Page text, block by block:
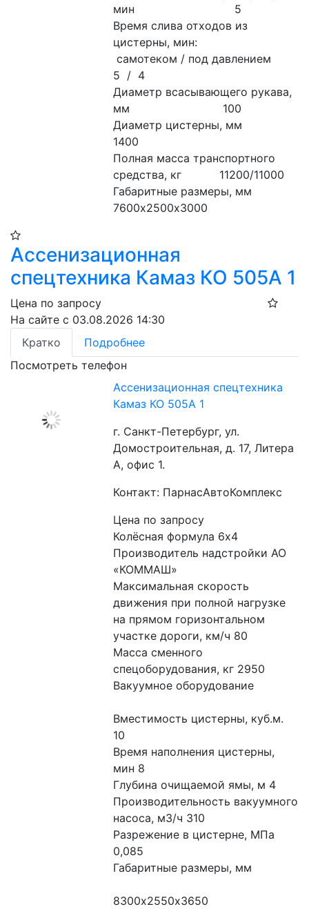
мин                             5
Время слива отходов из
цистерны, мин:
самотеком / под давлением
5  /  4
Диаметр всасывающего рукава,
мм                           100
Диаметр цистерны, мм
1400
Полная масса транспортного
средства, кг           11200/11000
Габаритные размеры, мм
7600х2500х3000
Ассенизационная
спецтехника Камаз КО 505А 1
Цена по запросу
На сайте с 03.08.2026 14:30
Кратко
Подробнее
Посмотреть телефон
Ассенизационная спецтехника
Камаз КО 505А 1
г. Санкт-Петербург, ул.
Домостроительная, д. 17, Литера
А, офис 1.
Контакт: ПарнасАвтоКомплекс
Цена по запросу
Колёсная формула 6х4
Производитель надстройки АО
«КОММАШ»
Максимальная скорость
движения при полной нагрузке
на прямом горизонтальном
участке дороги, км/ч 80
Масса сменного
спецоборудования, кг 2950
Вакуумное оборудование
Вместимость цистерны, куб.м.
10
Время наполнения цистерны,
мин 8
Глубина очищаемой ямы, м 4
Производительность вакуумного
насоса, м3/ч 310
Разрежение в цистерне, МПа
0,085
Габаритные размеры, мм
8300х2550х3650